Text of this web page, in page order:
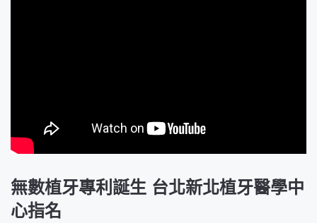
無數植牙專利誕生 台北新北植牙醫學中
心指名